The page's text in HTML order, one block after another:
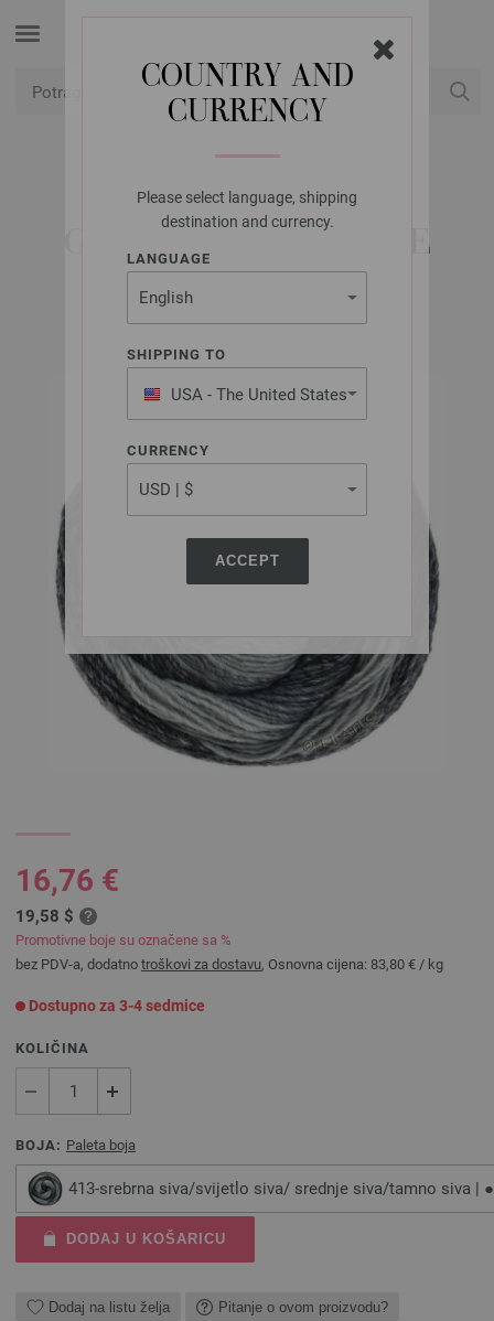
COUNTRY AND
CURRENCY
Please select language, shipping
destination and currency.
LANGUAGE
SHIPPING TO
USA - The United States
of America
CURRENCY
ACCEPT
LANA GROSSA
GOMITOLO VERSIONE
16,76 €
19,58 $
Promotivne boje su označene sa %
bez PDV-a, dodatno troškovi za dostavu, Osnovna cijena: 83,80 € / kg
Dostupno za 3-4 sedmice
KOLIČINA
BOJA: Paleta boja
413-srebrna siva/svijetlo siva/ srednje siva/tamno siva | ●
DODAJ U KOŠARICU
Dodaj na listu želja Pitanje o ovom proizvodu?